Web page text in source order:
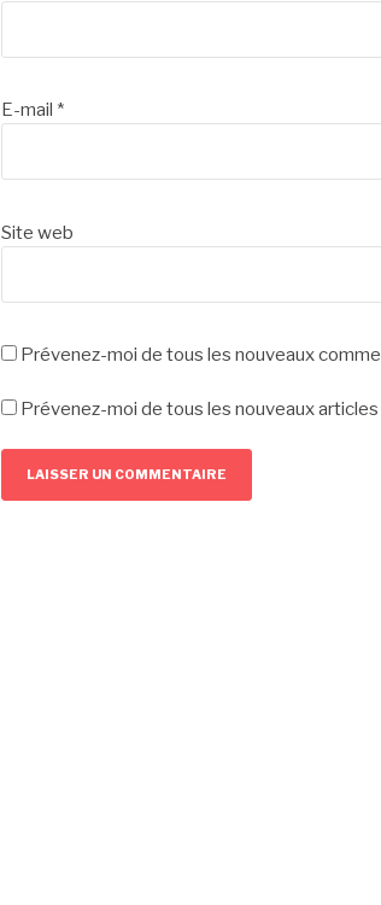
E-mail *
Site web
Prévenez-moi de tous les nouveaux
Prévenez-moi de tous les nouveaux articles